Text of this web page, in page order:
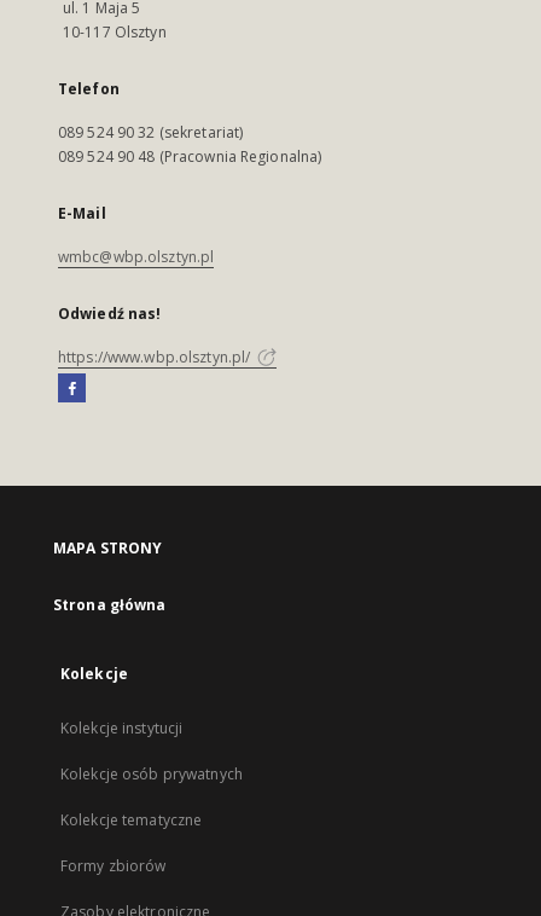
ul. 1 Maja 5
10-117 Olsztyn
Telefon
089 524 90 32 (sekretariat)
089 524 90 48 (Pracownia Regionalna)
E-Mail
wmbc@wbp.olsztyn.pl
Odwiedź nas!
https://www.wbp.olsztyn.pl/
MAPA STRONY
Strona główna
Kolekcje
Kolekcje instytucji
Kolekcje osób prywatnych
Kolekcje tematyczne
Formy zbiorów
Zasoby elektroniczne